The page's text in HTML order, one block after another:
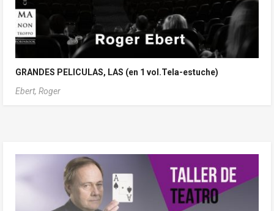
GRANDES PELICULAS, LAS (en 1 vol.Tela-estuche)
Ebert, Roger